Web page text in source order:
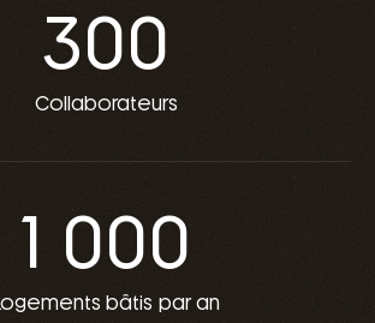
300
Collaborateurs
1 000
bâtis par an